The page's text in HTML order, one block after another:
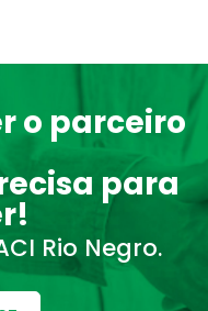
o parceiro
para
Rio Negro.